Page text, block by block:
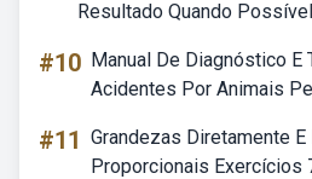
Resultado Quando Possível
#10 Manual De Diagnóstico E
Acidentes Por Animais
#11 Grandezas Diretamente
Proporcionais Exercícios